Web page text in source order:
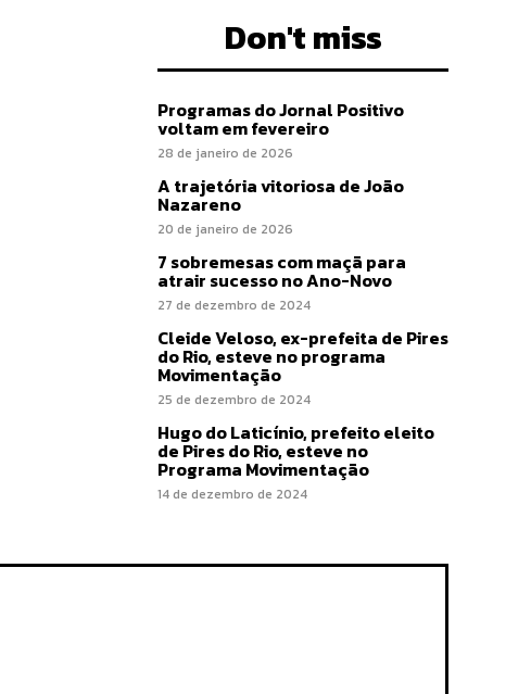
Don't miss
Programas do Jornal Positivo
voltam em fevereiro
28 de janeiro de 2026
A trajetória vitoriosa de João
Nazareno
20 de janeiro de 2026
7 sobremesas com maçã para
atrair sucesso no Ano-Novo
27 de dezembro de 2024
Cleide Veloso, ex-prefeita de Pires
do Rio, esteve no programa
Movimentação
25 de dezembro de 2024
Hugo do Laticínio, prefeito eleito
de Pires do Rio, esteve no
Programa Movimentação
14 de dezembro de 2024